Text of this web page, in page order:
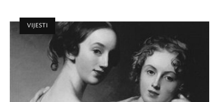
VIJESTI